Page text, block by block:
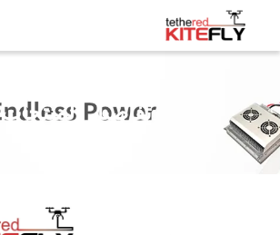
تفاصيل المنتجات